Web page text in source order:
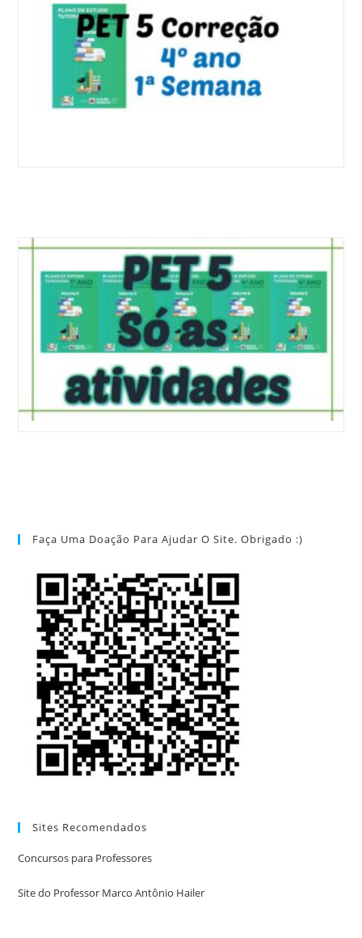
Faça Uma Doação Para Ajudar O Site. Obrigado :)
Sites Recomendados
Concursos para Professores
Site do Professor Marco Antônio Hailer